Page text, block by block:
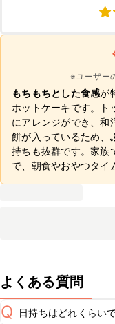
※ユーザー
もちもちとした食感が
ホットケーキです。ト
にアレンジができ、和
餅が入っているため、
持ちも抜群です。家族
で、朝食やおやつタイ
よくある質問
Q 日持ちはどれくらい